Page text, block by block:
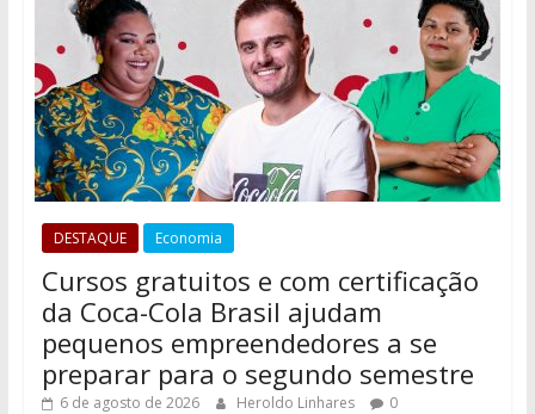
DESTAQUE Economia
Cursos gratuitos e com certificação
da Coca-Cola Brasil ajudam
pequenos empreendedores a se
preparar para o segundo semestre
6 de agosto de 2026 Heroldo Linhares 0